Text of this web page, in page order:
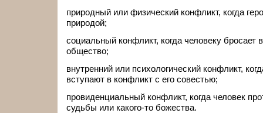
природный или физический конфликт, когда
природой;
социальный конфликт, когда человеку бросает
общество;
внутренний или психологический конфликт,
вступают в конфликт с его совестью;
провиденциальный конфликт, когда человек
судьбы или какого-то божества.